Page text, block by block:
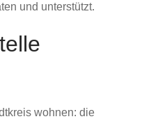
und unterstützt.
wohnen: die